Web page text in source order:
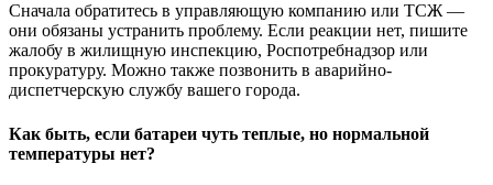
Сначала обратитесь в управляющую компанию или ТСЖ —
они обязаны устранить проблему. Если реакции нет, пишите
жалобу в жилищную инспекцию, Роспотребнадзор или
прокуратуру. Можно также позвонить в аварийно-
диспетчерскую службу вашего города.
Как быть, если батареи чуть теплые, но нормальной
температуры нет?